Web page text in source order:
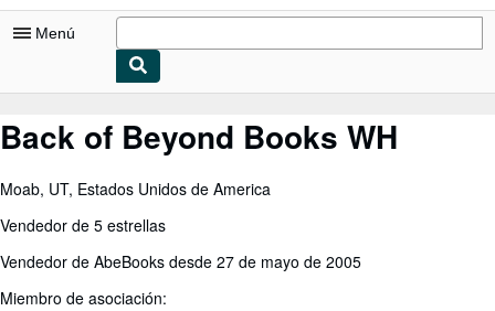
Menú
Consultar mis pedidos
Cerrar sesión
Búsqueda avanzada
Colecciones
Libros antiguos
Back of Beyond Books WH
Moab, UT, Estados Unidos de America
Vendedor de 5 estrellas
Vendedor de AbeBooks desde 27 de mayo de 2005
Miembro de asociación: